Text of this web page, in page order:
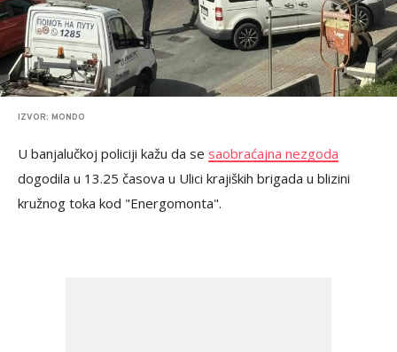
IZVOR: MONDO
U banjalučkoj policiji kažu da se saobraćajna nezgoda
dogodila u 13.25 časova u Ulici krajiških brigada u blizini
kružnog toka kod "Energomonta".